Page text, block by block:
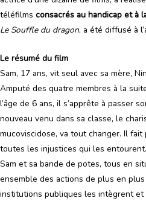
téléfilms consacrés au handicap et à
Le Souffle du dragon, a été diffusé à
Le résumé du film
Sam, 17 ans, vit seul avec sa mère,
Amputé des quatre membres à la
l’âge de 6 ans, il s’apprête à passer
nouveau venu dans sa classe, le
mucoviscidose, va tout changer. Il
toutes les injustices qui les
Sam et sa bande de potes, tous en
ensemble des actions de plus en
institutions publiques les intègrent et